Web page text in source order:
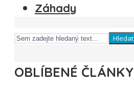
Záhady
Hledat
OBLÍBENÉ ČLÁNKY